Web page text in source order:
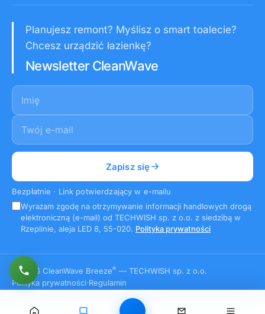
Planujesz remont? Myślisz o smart toalecie?
Chcesz urządzić łazienkę?
Newsletter CleanWave
Imię
E-mail
Zapisz się
Bezpłatnie · Link potwierdzający w e-mailu
Wyrażam zgodę na otrzymywanie informacji handlowych drogą
elektroniczną (e-mail) od TECHWISH sp. z o.o. z siedzibą w
Rzeplinie, aleja LED 8, 55-020. Polityka prywatności
© 2026 CleanWave Breeze® — TECHWISH sp. z o.o.
Polityka prywatności·Regulamin